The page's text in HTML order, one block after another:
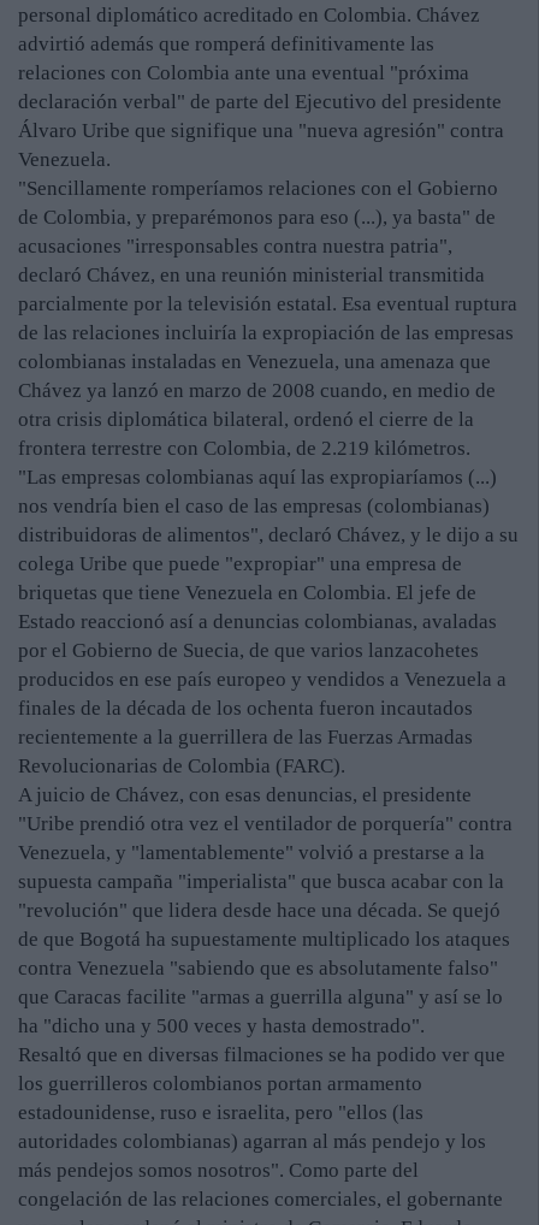
personal diplomático acreditado en Colombia. Chávez
advirtió además que romperá definitivamente las
relaciones con Colombia ante una eventual "próxima
declaración verbal" de parte del Ejecutivo del presidente
Álvaro Uribe que signifique una "nueva agresión" contra
Venezuela.
"Sencillamente romperíamos relaciones con el Gobierno
de Colombia, y preparémonos para eso (...), ya basta" de
acusaciones "irresponsables contra nuestra patria",
declaró Chávez, en una reunión ministerial transmitida
parcialmente por la televisión estatal. Esa eventual ruptura
de las relaciones incluiría la expropiación de las empresas
colombianas instaladas en Venezuela, una amenaza que
Chávez ya lanzó en marzo de 2008 cuando, en medio de
otra crisis diplomática bilateral, ordenó el cierre de la
frontera terrestre con Colombia, de 2.219 kilómetros.
"Las empresas colombianas aquí las expropiaríamos (...)
nos vendría bien el caso de las empresas (colombianas)
distribuidoras de alimentos", declaró Chávez, y le dijo a su
colega Uribe que puede "expropiar" una empresa de
briquetas que tiene Venezuela en Colombia. El jefe de
Estado reaccionó así a denuncias colombianas, avaladas
por el Gobierno de Suecia, de que varios lanzacohetes
producidos en ese país europeo y vendidos a Venezuela a
finales de la década de los ochenta fueron incautados
recientemente a la guerrillera de las Fuerzas Armadas
Revolucionarias de Colombia (FARC).
A juicio de Chávez, con esas denuncias, el presidente
"Uribe prendió otra vez el ventilador de porquería" contra
Venezuela, y "lamentablemente" volvió a prestarse a la
supuesta campaña "imperialista" que busca acabar con la
"revolución" que lidera desde hace una década. Se quejó
de que Bogotá ha supuestamente multiplicado los ataques
contra Venezuela "sabiendo que es absolutamente falso"
que Caracas facilite "armas a guerrilla alguna" y así se lo
ha "dicho una y 500 veces y hasta demostrado".
Resaltó que en diversas filmaciones se ha podido ver que
los guerrilleros colombianos portan armamento
estadounidense, ruso e israelita, pero "ellos (las
autoridades colombianas) agarran al más pendejo y los
más pendejos somos nosotros". Como parte del
congelación de las relaciones comerciales, el gobernante